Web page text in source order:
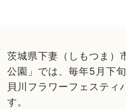
茨城県下妻（しもつま）
公園」では、毎年5月下
貝川フラワーフェスティ
す。